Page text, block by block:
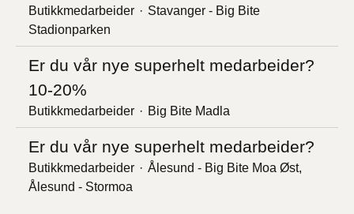
Butikkmedarbeider · Stavanger - Big Bite
Stadionparken
Er du vår nye superhelt medarbeider?
10-20%
Butikkmedarbeider · Big Bite Madla
Er du vår nye superhelt medarbeider?
Butikkmedarbeider · Ålesund - Big Bite Moa Øst,
Ålesund - Stormoa